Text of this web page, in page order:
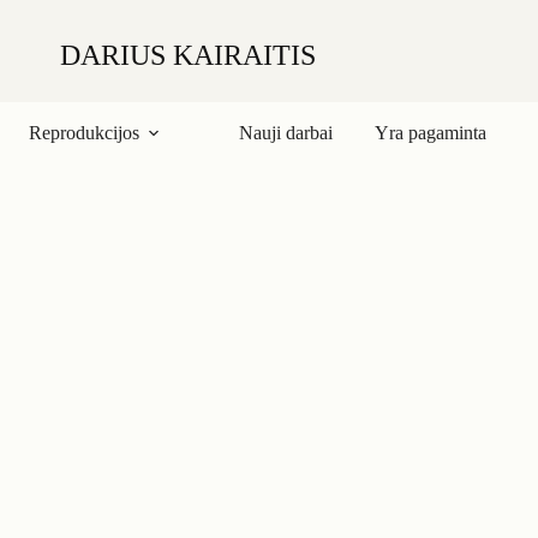
DARIUS KAIRAITIS
Reprodukcijos Nauji darbai Yra pagaminta